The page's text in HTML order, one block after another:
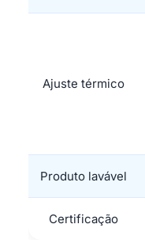
Ajuste térmico
Produto lavável
Certificação